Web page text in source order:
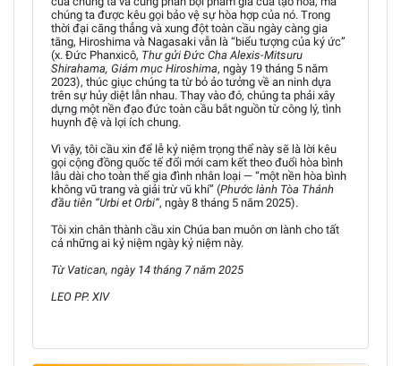
chúng ta được kêu gọi bảo vệ sự hòa hợp của nó. Trong
thời đại căng thẳng và xung đột toàn cầu ngày càng gia
tăng, Hiroshima và Nagasaki vẫn là “biểu tượng của ký ức”
(x. Đức Phanxicô, Thư gửi Đức Cha Alexis-Mitsuru
Shirahama, Giám mục Hiroshima, ngày 19 tháng 5 năm
2023), thúc giục chúng ta từ bỏ ảo tưởng về an ninh dựa
trên sự hủy diệt lẫn nhau. Thay vào đó, chúng ta phải xây
dựng một nền đạo đức toàn cầu bắt nguồn từ công lý, tình
huynh đệ và lợi ích chung.
Vì vậy, tôi cầu xin để lễ kỷ niệm trọng thể này sẽ là lời kêu
gọi cộng đồng quốc tế đổi mới cam kết theo đuổi hòa bình
lâu dài cho toàn thể gia đình nhân loại — “một nền hòa bình
không vũ trang và giải trừ vũ khí” (Phước lành Tòa Thánh
đầu tiên “Urbi et Orbi”, ngày 8 tháng 5 năm 2025).
Tôi xin chân thành cầu xin Chúa ban muôn ơn lành cho tất
cả những ai kỷ niệm ngày kỷ niệm này.
Từ Vatican, ngày 14 tháng 7 năm 2025
LEO PP. XIV